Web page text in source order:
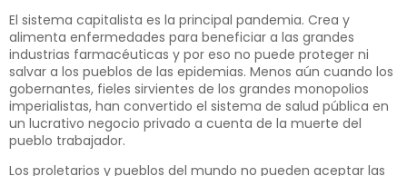
El sistema capitalista es la principal pandemia. Crea y
alimenta enfermedades para beneficiar a las grandes
industrias farmacéuticas y por eso no puede proteger ni
salvar a los pueblos de las epidemias. Menos aún cuando los
gobernantes, fieles sirvientes de los grandes monopolios
imperialistas, han convertido el sistema de salud pública en
un lucrativo negocio privado a cuenta de la muerte del
pueblo trabajador.
Los proletarios y pueblos del mundo no pueden aceptar las